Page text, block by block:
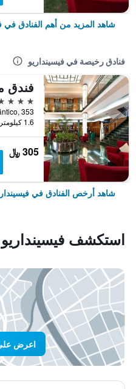
شاهد المزيد من أهم الفنادق في
فنادق رخيصة في فيسينداريو
4 نجوم
1.6 كيلومتر عن وسط المدينة
305 ﷼
شاهد أرخص الفنادق في
استكشف فيسينداريو
اعرض